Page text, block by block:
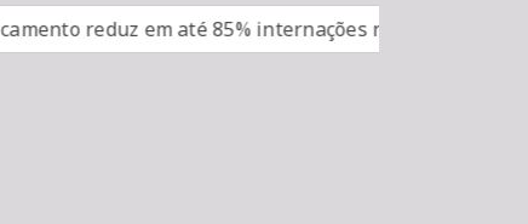
em até 85% internações no SUS por fibrose cística